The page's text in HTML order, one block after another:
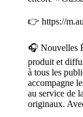
👉 https://
🎧 Nouvelles
produit et
à tous les
accompagne
au service de
originaux.